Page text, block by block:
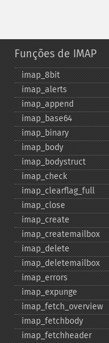
Funções de IMAP
imap_​8bit
imap_​alerts
imap_​append
imap_​base64
imap_​binary
imap_​body
imap_​bodystruct
imap_​check
imap_​clearflag_​full
imap_​close
imap_​create
imap_​createmailbox
imap_​delete
imap_​deletemailbox
imap_​errors
imap_​expunge
imap_​fetch_​overview
imap_​fetchbody
imap_​fetchheader